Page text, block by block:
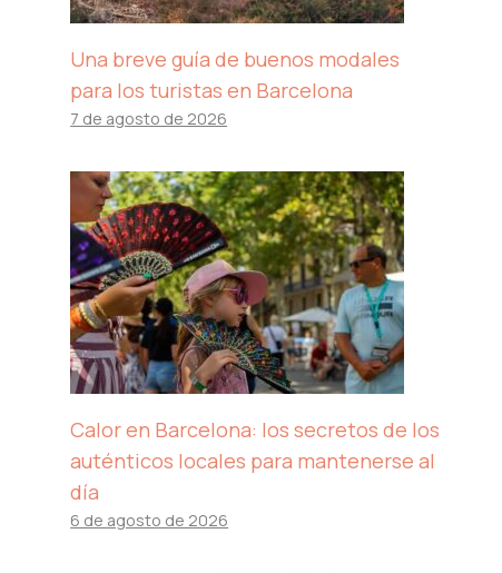
Una breve guía de buenos modales
para los turistas en Barcelona
7 de agosto de 2026
Calor en Barcelona: los secretos de los
auténticos locales para mantenerse al
día
6 de agosto de 2026